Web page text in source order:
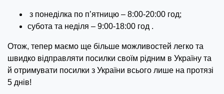
з понеділка по п’ятницю – 8:00-20:00 год;
субота та неділя – 9:00-18:00 год .
Отож, тепер маємо ще більше можливостей легко та
швидко відправляти посилки своїм рідним в Україну та
й отримувати посилки з України всього лише на протязі
5 днів!